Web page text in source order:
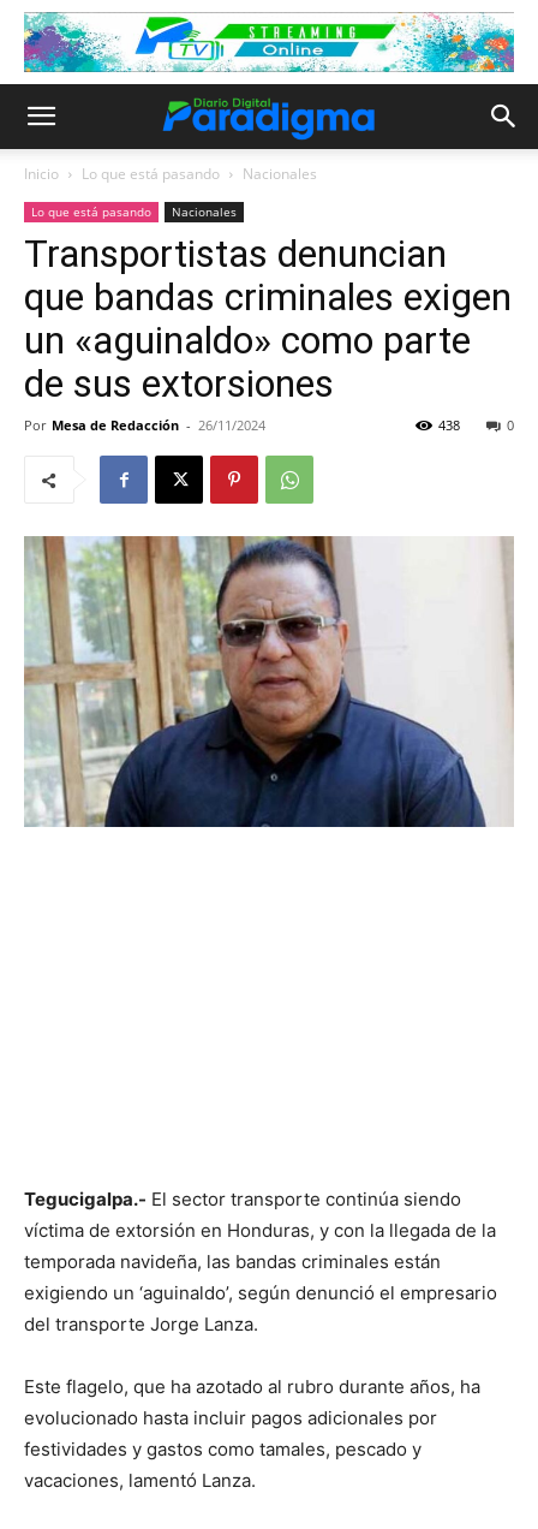
Inicio Lo que está pasando Nacionales
Lo que está pasando Nacionales
Transportistas denuncian
que bandas criminales exigen
un «aguinaldo» como parte
de sus extorsiones
Por Mesa de Redacción - 26/11/2024 0
438
Tegucigalpa.- El sector transporte continúa siendo
víctima de extorsión en Honduras, y con la llegada de la
temporada navideña, las bandas criminales están
exigiendo un ‘aguinaldo’, según denunció el empresario
del transporte Jorge Lanza.
Este flagelo, que ha azotado al rubro durante años, ha
evolucionado hasta incluir pagos adicionales por
festividades y gastos como tamales, pescado y
vacaciones, lamentó Lanza.